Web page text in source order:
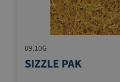
09.10G
SIZZLE PAK